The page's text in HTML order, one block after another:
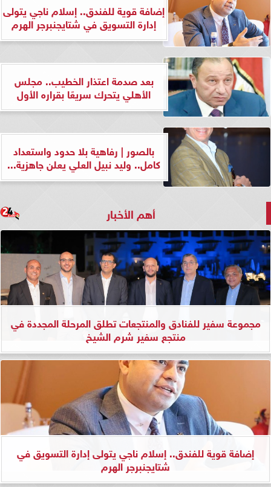
إضافة قوية للفندق.. إسلام ناجي يتولى
إدارة التسويق في شتايجنبرجر الهرم
بعد صدمة اعتذار الخطيب.. مجلس
الأهلي يتحرك سريعًا بقراره الأول
بالصور | رفاهية بلا حدود واستعداد
كامل.. وليد نبيل العلي يعلن جاهزية...
أهم الأخبار
مجموعة سفير للفنادق والمنتجعات تطلق المرحلة المجددة في
منتجع سفير شرم الشيخ
إضافة قوية للفندق.. إسلام ناجي يتولى إدارة التسويق في
شتايجنبرجر الهرم